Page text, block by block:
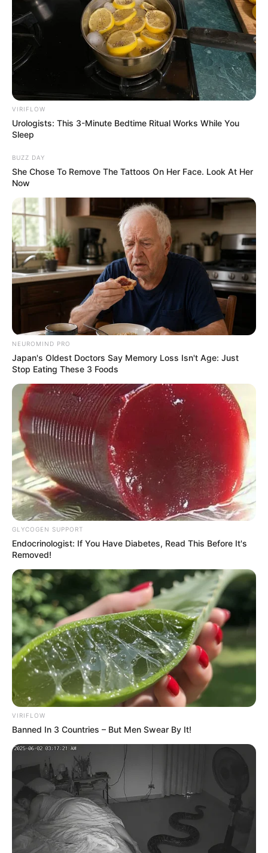
VIRIFLOW
Urologists: This 3-Minute Bedtime Ritual Works While You
Sleep
BUZZ DAY
She Chose To Remove The Tattoos On Her Face. Look At Her
Now
NEUROMIND PRO
Japan's Oldest Doctors Say Memory Loss Isn't Age: Just
Stop Eating These 3 Foods
GLYCOGEN SUPPORT
Endocrinologist: If You Have Diabetes, Read This Before It's
Removed!
VIRIFLOW
Banned In 3 Countries – But Men Swear By It!